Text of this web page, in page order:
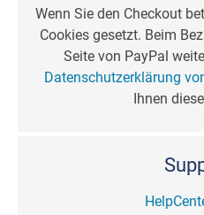
Wenn Sie den Checkout
Cookies gesetzt. Beim
Seite von PayPal
Datenschutzerklärung
Ihnen